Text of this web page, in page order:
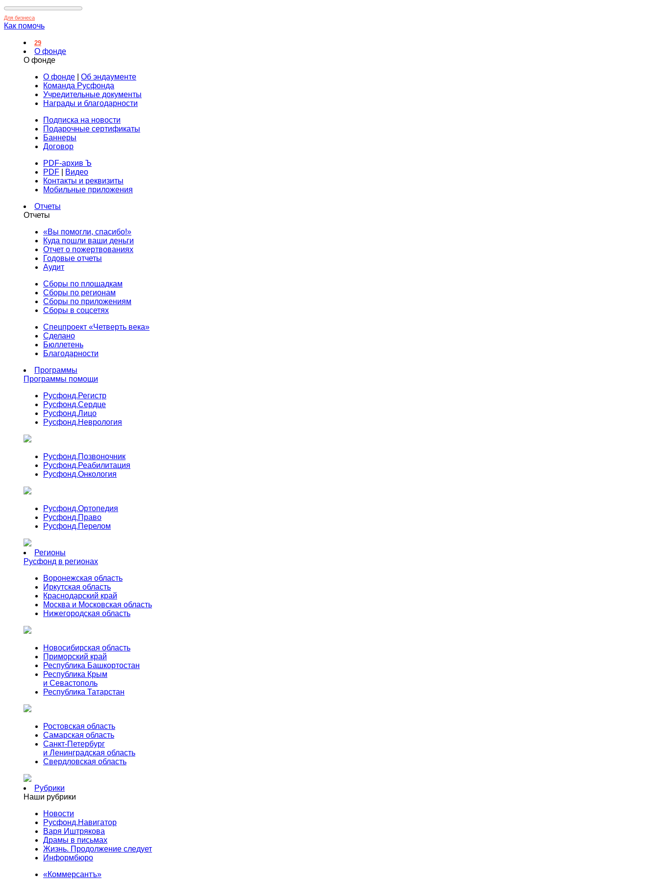
Для бизнеса
Как помочь
29
О фонде
О фонде
О фонде
Об эндаументе
Команда Русфонда
Учредительные документы
Награды и благодарности
Подписка на новости
Подарочные сертификаты
Баннеры
Договор
PDF-архив Ъ
PDF
Видео
Контакты и реквизиты
Мобильные приложения
Отчеты
Отчеты
«Вы помогли, спасибо!»
Куда пошли ваши деньги
Отчет о пожертвованиях
Годовые отчеты
Аудит
Сборы по площадкам
Сборы по регионам
Сборы по приложениям
Сборы в соцсетях
Спецпроект «Четверть века»
Сделано
Бюллетень
Благодарности
Программы
Программы помощи
Русфонд.Регистр
Русфонд.Сердце
Русфонд.Лицо
Русфонд.Неврология
Русфонд.Позвоночник
Русфонд.Реабилитация
Русфонд.Онкология
Русфонд.Ортопедия
Русфонд.Право
Русфонд.Перелом
Регионы
Русфонд в регионах
Воронежская область
Иркутская область
Краснодарский край
Москва и Московская область
Нижегородская область
Новосибирская область
Приморский край
Республика Башкортостан
Республика Крым
и Севастополь
Республика Татарстан
Ростовская область
Самарская область
Санкт-Петербург
и Ленинградская область
Свердловская область
Рубрики
Наши рубрики
Новости
Русфонд.Навигатор
Варя Иштрякова
Драмы в письмах
Жизнь. Продолжение следует
Информбюро
«Коммерсантъ»